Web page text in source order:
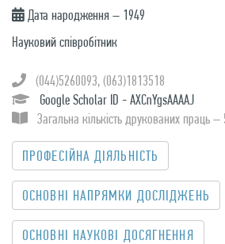
Дата народження – 1949
Науковий співробітник
(044)5260093, (063)1813518
Google Scholar ID - AXCnYgsAAAAJ
Загальна кількість друкованих праць –
ПРОФЕСІЙНА ДІЯЛЬНІСТЬ
OСНОВНІ НАПРЯМКИ ДОСЛІДЖЕНЬ
ОСНОВНІ НАУКОВІ ДОСЯГНЕННЯ